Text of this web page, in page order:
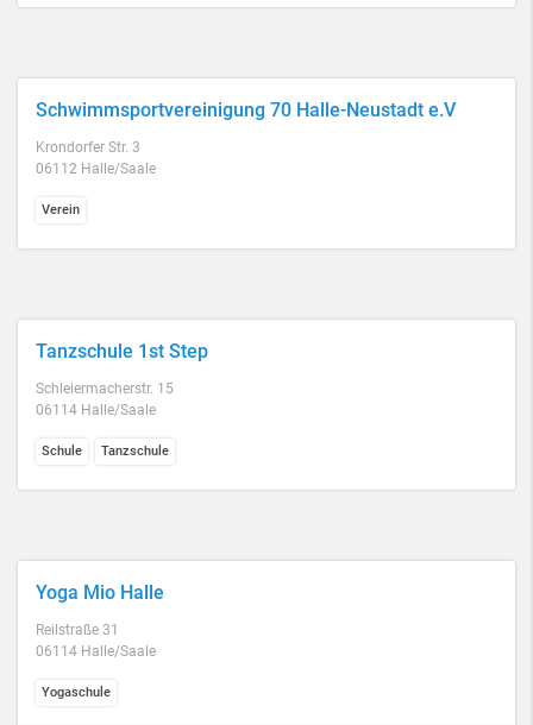
Schwimmsportvereinigung 70 Halle-Neustadt e.V
Krondorfer Str. 3
06112 Halle/Saale
Verein
Tanzschule 1st Step
Schleiermacherstr. 15
06114 Halle/Saale
Schule Tanzschule
Yoga Mio Halle
Reilstraße 31
06114 Halle/Saale
Yogaschule